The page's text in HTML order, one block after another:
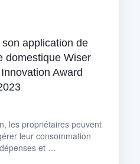
application de
domestique Wiser
Award
les propriétaires peuvent
leur consommation
et …